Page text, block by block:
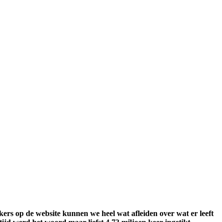
op de website kunnen we heel wat afleiden over wat er leeft